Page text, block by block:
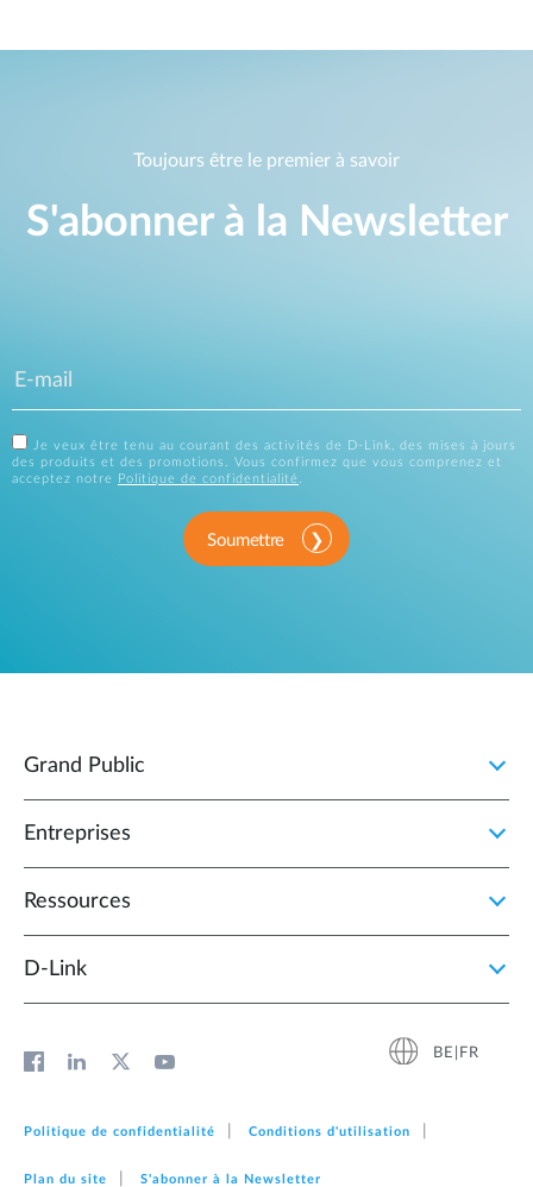
Toujours être le premier à savoir
S'abonner à la Newsletter
Je veux être tenu au courant des activités de D-Link, des mises à jours
des produits et des promotions. Vous confirmez que vous comprenez et
acceptez notre
Politique de confidentialité
Soumettre
Grand Public
Entreprises
Ressources
D‑Link
BE|FR
Politique de confidentialité Conditions d'utilisation
Plan du site S'abonner à la Newsletter